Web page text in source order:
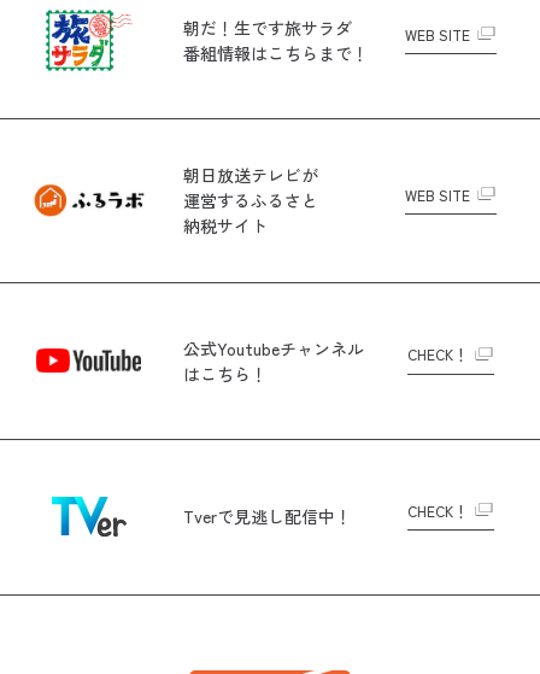
朝だ！生です旅サラダ
番組情報はこちらまで！
WEB SITE
朝日放送テレビが
運営するふるさと
納税サイト
WEB SITE
公式Youtubeチャンネル
はこちら！
CHECK！
Tverで見逃し配信中！ CHECK！